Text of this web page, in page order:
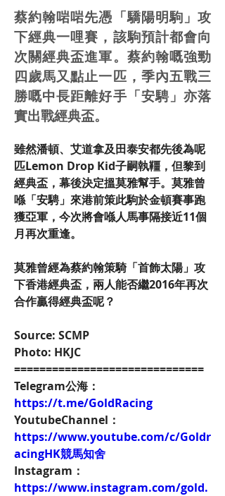
蔡約翰啱啱先憑「驕陽明駒」攻
下經典一哩賽，該駒預計都會向
次關經典盃進軍。蔡約翰嘅強勁
四歲馬又點止一匹，季內五戰三
勝嘅中長距離好手「安騁」亦落
實出戰經典盃。
雖然潘頓、艾道拿及田泰安都先後為呢
匹Lemon Drop Kid子嗣執韁，但黎到
經典盃，幕後決定搵莫雅幫手。莫雅曾
喺「安騁」來港前策此駒於金頓賽事跑
獲亞軍，今次將會喺人馬事隔接近11個
月再次重逢。
莫雅曾經為蔡約翰策騎「首飾太陽」攻
下香港經典盃，兩人能否繼2016年再次
合作贏得經典盃呢？
Source: SCMP
Photo: HKJC
==============================
Telegram公海：
https://t.me/GoldRacing
YoutubeChannel：
https://www.youtube.com/c/Goldr
acingHK競馬知舍
Instagram：
https://www.instagram.com/gold.